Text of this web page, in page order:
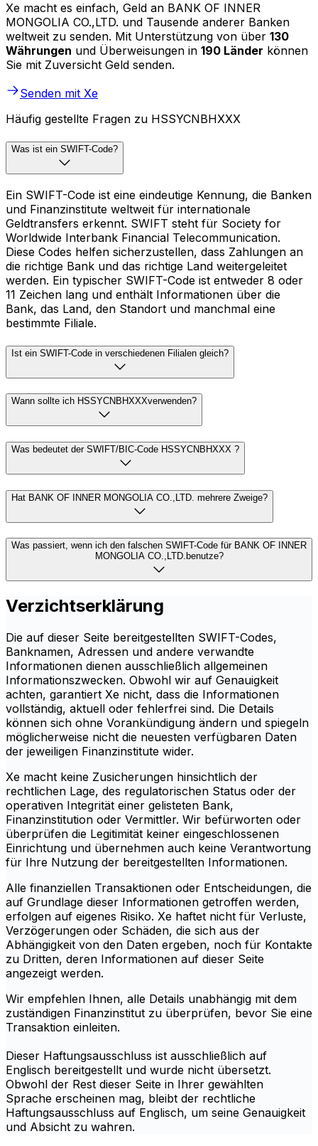
Xe macht es einfach, Geld an BANK OF INNER
MONGOLIA CO.,LTD. und Tausende anderer Banken
weltweit zu senden. Mit Unterstützung von über 130
Währungen und Überweisungen in 190 Länder können
Sie mit Zuversicht Geld senden.
Senden mit Xe
Häufig gestellte Fragen zu HSSYCNBHXXX
Was ist ein SWIFT-Code?
Ein SWIFT-Code ist eine eindeutige Kennung, die Banken
und Finanzinstitute weltweit für internationale
Geldtransfers erkennt. SWIFT steht für Society for
Worldwide Interbank Financial Telecommunication.
Diese Codes helfen sicherzustellen, dass Zahlungen an
die richtige Bank und das richtige Land weitergeleitet
werden. Ein typischer SWIFT-Code ist entweder 8 oder
11 Zeichen lang und enthält Informationen über die
Bank, das Land, den Standort und manchmal eine
bestimmte Filiale.
Ist ein SWIFT-Code in verschiedenen Filialen gleich?
Wann sollte ich HSSYCNBHXXXverwenden?
Was bedeutet der SWIFT/BIC-Code HSSYCNBHXXX ?
Hat BANK OF INNER MONGOLIA CO.,LTD. mehrere Zweige?
Was passiert, wenn ich den falschen SWIFT-Code für BANK OF INNER
MONGOLIA CO.,LTD.benutze?
Verzichtserklärung
Die auf dieser Seite bereitgestellten SWIFT-Codes,
Banknamen, Adressen und andere verwandte
Informationen dienen ausschließlich allgemeinen
Informationszwecken. Obwohl wir auf Genauigkeit
achten, garantiert Xe nicht, dass die Informationen
vollständig, aktuell oder fehlerfrei sind. Die Details
können sich ohne Vorankündigung ändern und spiegeln
möglicherweise nicht die neuesten verfügbaren Daten
der jeweiligen Finanzinstitute wider.
Xe macht keine Zusicherungen hinsichtlich der
rechtlichen Lage, des regulatorischen Status oder der
operativen Integrität einer gelisteten Bank,
Finanzinstitution oder Vermittler. Wir befürworten oder
überprüfen die Legitimität keiner eingeschlossenen
Einrichtung und übernehmen auch keine Verantwortung
für Ihre Nutzung der bereitgestellten Informationen.
Alle finanziellen Transaktionen oder Entscheidungen, die
auf Grundlage dieser Informationen getroffen werden,
erfolgen auf eigenes Risiko. Xe haftet nicht für Verluste,
Verzögerungen oder Schäden, die sich aus der
Abhängigkeit von den Daten ergeben, noch für Kontakte
zu Dritten, deren Informationen auf dieser Seite
angezeigt werden.
Wir empfehlen Ihnen, alle Details unabhängig mit dem
zuständigen Finanzinstitut zu überprüfen, bevor Sie eine
Transaktion einleiten.
Dieser Haftungsausschluss ist ausschließlich auf
Englisch bereitgestellt und wurde nicht übersetzt.
Obwohl der Rest dieser Seite in Ihrer gewählten
Sprache erscheinen mag, bleibt der rechtliche
Haftungsausschluss auf Englisch, um seine Genauigkeit
und Absicht zu wahren.